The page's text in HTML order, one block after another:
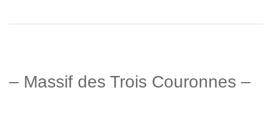
– Massif des Trois Couronnes –